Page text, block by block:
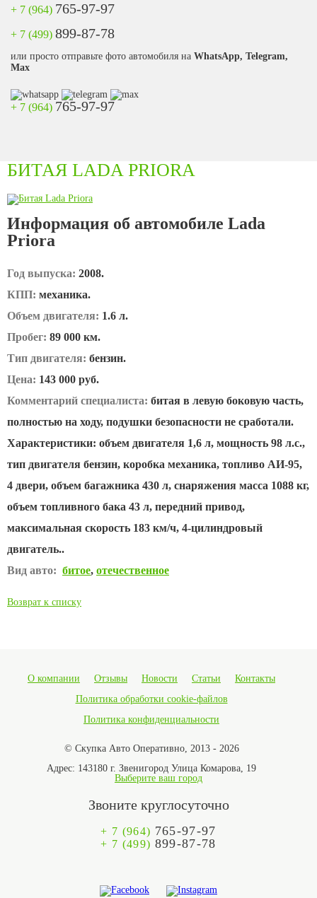
+ 7 (964) 765-97-97
+ 7 (499) 899-87-78
или просто отправьте фото автомобиля на WhatsApp, Telegram,
Max
+ 7 (964) 765-97-97
БИТАЯ LADA PRIORA
Информация об автомобиле Lada
Priora
Год выпуска: 2008.
КПП: механика.
Объем двигателя: 1.6 л.
Пробег: 89 000 км.
Тип двигателя: бензин.
Цена: 143 000 руб.
Комментарий специалиста: битая в левую боковую часть,
полностью на ходу, подушки безопасности не сработали.
Характеристики: объем двигателя 1,6 л, мощность 98 л.с.,
тип двигателя бензин, коробка механика, топливо АИ-95,
4 двери, объем багажника 430 л, снаряжения масса 1088 кг,
объем топливного бака 43 л, передний привод,
максимальная скорость 183 км/ч, 4-цилиндровый
двигатель..
Вид авто: битое, отечественное
Возврат к списку
О компании Отзывы Новости Статьи
Контакты
Политика обработки cookie-файлов
Политика конфиденциальности
© Скупка Авто Оперативно, 2013 - 2026
Адрес: 143180 г. Звенигород Улица Комарова, 19
Выберите ваш город
Звоните круглосуточно
+ 7 (964) 765-97-97
+ 7 (499) 899-87-78